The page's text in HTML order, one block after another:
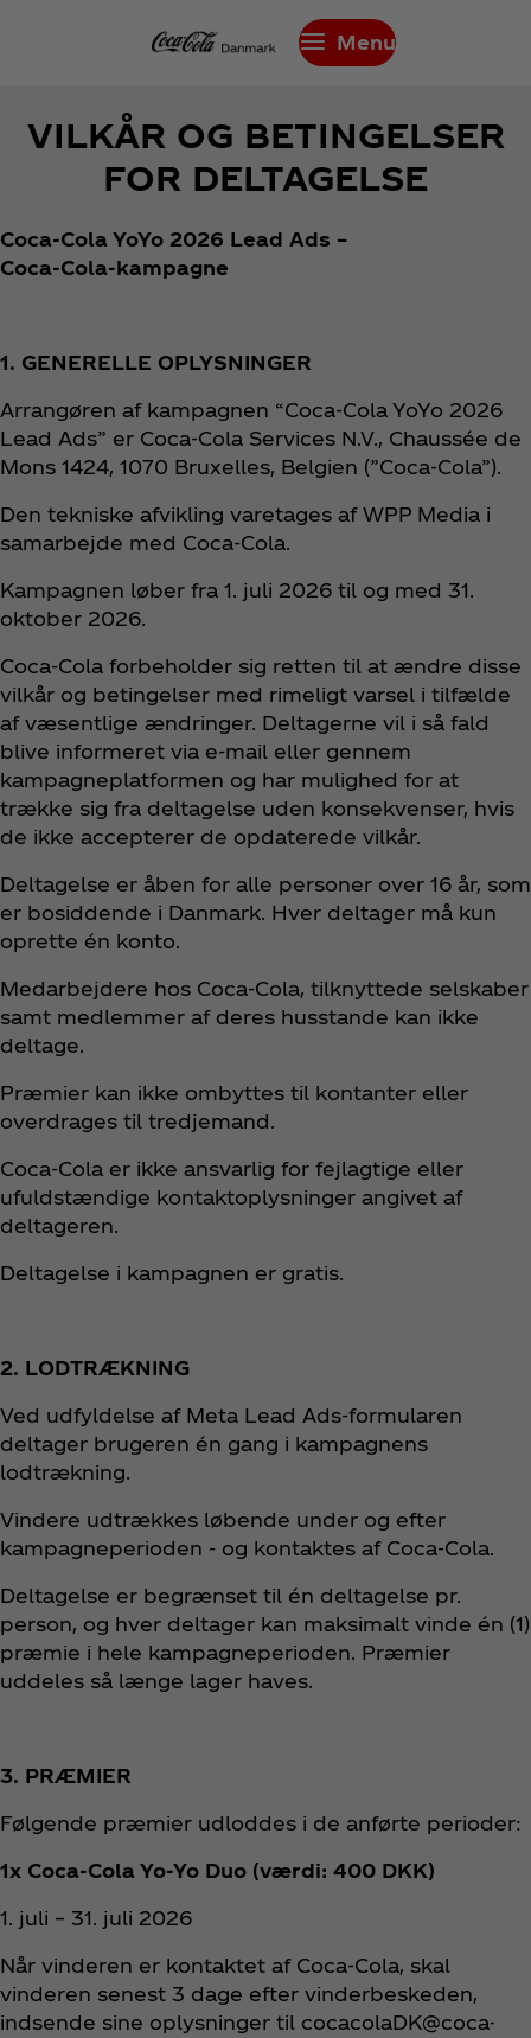
Menu
VILKÅR OG BETINGELSER
FOR DELTAGELSE
Coca‑Cola YoYo 2026 Lead Ads –
Coca‑Cola‑kampagne
1. GENERELLE OPLYSNINGER
Arrangøren af kampagnen “Coca‑Cola YoYo 2026
Lead Ads” er Coca‑Cola Services N.V., Chaussée de
Mons 1424, 1070 Bruxelles, Belgien (”Coca‑Cola”).
Den tekniske afvikling varetages af WPP Media i
samarbejde med Coca‑Cola.
Kampagnen løber fra 1. juli 2026 til og med 31.
oktober 2026.
Coca‑Cola forbeholder sig retten til at ændre disse
vilkår og betingelser med rimeligt varsel i tilfælde
af væsentlige ændringer. Deltagerne vil i så fald
blive informeret via e‑mail eller gennem
kampagneplatformen og har mulighed for at
trække sig fra deltagelse uden konsekvenser, hvis
de ikke accepterer de opdaterede vilkår.
Deltagelse er åben for alle personer over 16 år, som
er bosiddende i Danmark. Hver deltager må kun
oprette én konto.
Medarbejdere hos Coca‑Cola, tilknyttede selskaber
samt medlemmer af deres husstande kan ikke
deltage.
Præmier kan ikke ombyttes til kontanter eller
overdrages til tredjemand.
Coca‑Cola er ikke ansvarlig for fejlagtige eller
ufuldstændige kontaktoplysninger angivet af
deltageren.
Deltagelse i kampagnen er gratis.
2. LODTRÆKNING
Ved udfyldelse af Meta Lead Ads‑formularen
deltager brugeren én gang i kampagnens
lodtrækning.
Vindere udtrækkes løbende under og efter
kampagneperioden - og kontaktes af Coca‑Cola.
Deltagelse er begrænset til én deltagelse pr.
person, og hver deltager kan maksimalt vinde én (1)
præmie i hele kampagneperioden. Præmier
uddeles så længe lager haves.
3. PRÆMIER
Følgende præmier udloddes i de anførte perioder:
1x Coca‑Cola Yo‑Yo Duo (værdi: 400 DKK)
1. juli – 31. juli 2026
Når vinderen er kontaktet af Coca‑Cola, skal
vinderen senest 3 dage efter vinderbeskeden,
indsende sine oplysninger til cocacolaDK@coca-